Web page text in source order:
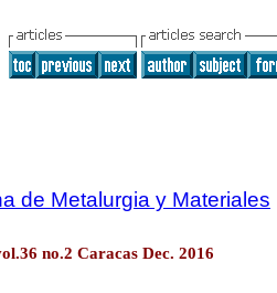
de Metalurgia y Materiales
no.2 Caracas Dec. 2016